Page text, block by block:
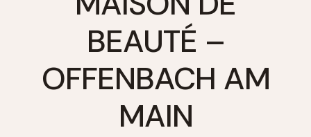
BEAUTÉ –
OFFENBACH AM
MAIN